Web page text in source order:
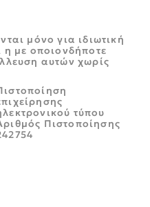
μόνο για ιδιωτική
με οποιονδήποτε
αυτών χωρίς
τύπου
Πιστοποίησης